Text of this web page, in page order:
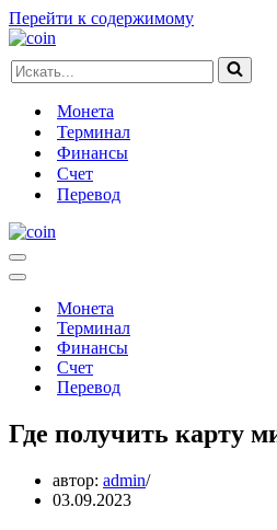
Перейти к содержимому
Искать...
Монета
Терминал
Финансы
Счет
Перевод
Меню
навигации
Меню
навигацииМонета
Терминал
Финансы
Счет
Перевод
Где получить карту
автор: admin
03.09.2023